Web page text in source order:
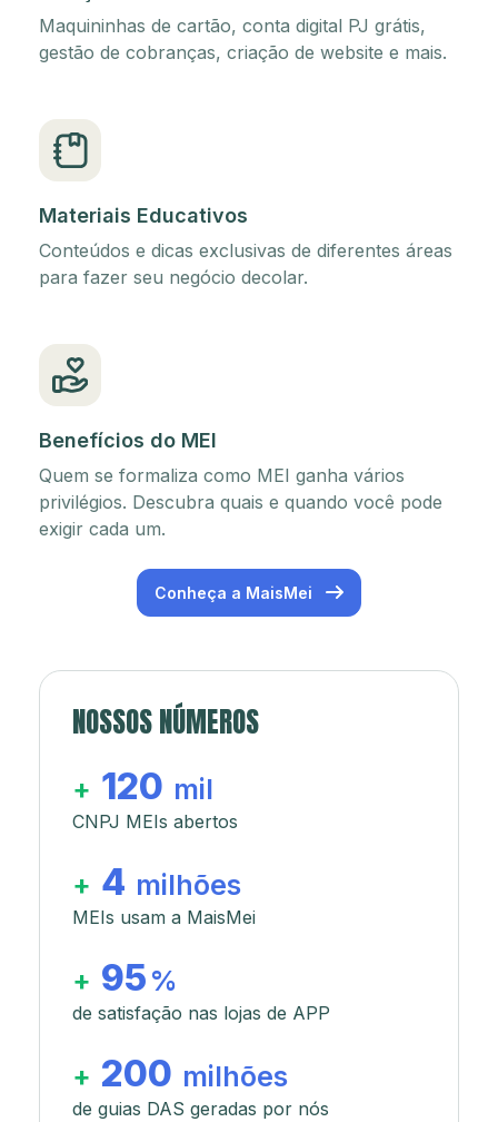
Maquininhas de cartão, conta digital PJ grátis,
gestão de cobranças, criação de website e mais.
Materiais Educativos
Conteúdos e dicas exclusivas de diferentes áreas
para fazer seu negócio decolar.
Benefícios do MEI
Quem se formaliza como MEI ganha vários
privilégios. Descubra quais e quando você pode
exigir cada um.
Conheça a MaisMei
NOSSOS NÚMEROS
+ 120 mil
CNPJ MEIs abertos
+ 4 milhões
MEIs usam a MaisMei
+ 95 %
de satisfação nas lojas de APP
+ 200 milhões
de guias DAS geradas por nós